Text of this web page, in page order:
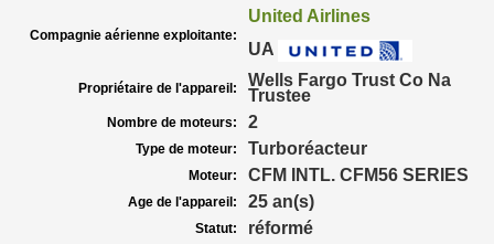
Compagnie aérienne exploitante:
United Airlines
UA
Propriétaire de l'appareil:
Wells Fargo Trust Co Na
Trustee
Nombre de moteurs: 2
Type de moteur: Turboréacteur
Moteur: CFM INTL. CFM56 SERIES
Age de l'appareil: 25 an(s)
Statut: réformé